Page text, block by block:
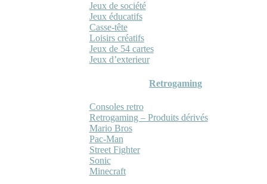
Jeux de société
Jeux éducatifs
Casse-tête
Loisirs créatifs
Jeux de 54 cartes
Jeux d’exterieur
Retrogaming
Consoles retro
Retrogaming – Produits dérivés
Mario Bros
Pac-Man
Street Fighter
Sonic
Minecraft